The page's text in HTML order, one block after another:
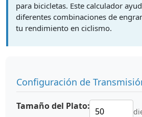
para bicicletas. Este calculador
diferentes combinaciones de
tu rendimiento en ciclismo.
Configuración de
Tamaño del Plato: